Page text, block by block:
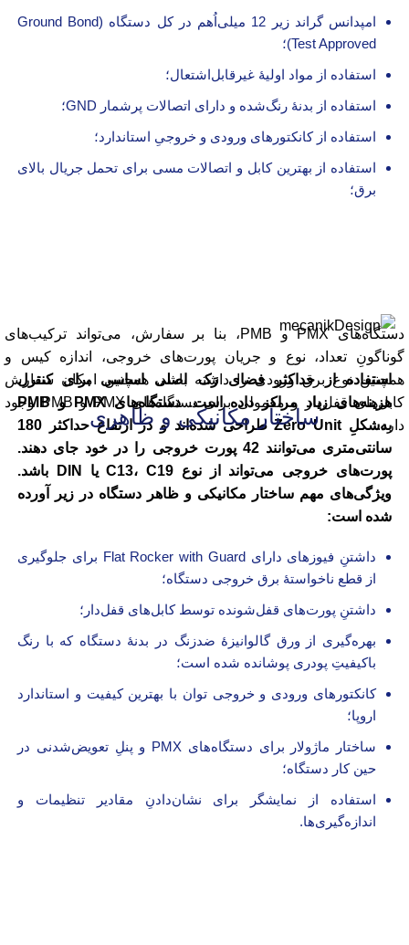
امپدانس گراند زیر 12 میلی‌اُهم در کل دستگاه (Ground Bond
Test Approved)؛
استفاده از مواد اولیۀ غیر‌قابل‌اشتعال؛
استفاده از بدنۀ رنگ‌شده و دارای اتصالات پرشمار GND؛
استفاده از کانکتور‌های ورودی و خروجیِ استاندارد؛
استفاده از بهترین کابل و اتصالات مسی برای تحمل جریال بالای
برق؛
دستگاه‌های PMX و PMB، بنا بر سفارش، می‌تواند ترکیب‌های
گوناگونِ تعداد، نوع و جریان پورت‌های خروجی، اندازه کیس و
همچنین نوع برق ورودی را داشته باشد. همچنین امکان سفارش
کابل‌های قفل‌دار و معمولی برای دستگاه‌های PMX و PMB وجود
دارد.
ساختار مکانیکی و ظاهری
استفاده از حداکثر فضای رَک اصلی اساسی برای کنترل
هزینه‌های زیاد مراکز داده است. دستگاه‌های PMX و PMB
به‌شکلِ Zero Unit طراحی شده‌اند و در ارتفاع حداکثر 180
سانتی‌متری می‌توانند 42 پورت خروجی را در خود جای دهند.
پورت‌های خروجی می‌تواند از نوع C13، C19 یا DIN باشد.
ویژگی‌های مهم ساختار مکانیکی و ظاهر دستگاه در زیر آورده
شده است:
داشتنِ فیوزهای دارای Flat Rocker with Guard برای جلوگیری
از قطع ناخواستۀ برق خروجی دستگاه؛
داشتنِ پورت‌های قفل‌شونده توسط کابل‌های قفل‌دار؛
بهره‌گیری از ورق گالوانیزۀ ضدزنگ در بدنۀ دستگاه که با رنگ
باکیفیتِ پودری پوشانده شده است؛
کانکتورهای ورودی و خروجی توان با بهترین کیفیت و استاندارد
اروپا؛
ساختار ماژولار برای دستگاه‌های PMX و پنلِ تعویض‌شدنی در
حین کار دستگاه؛
استفاده از نمایشگر برای نشان‌دادنِ مقادیر تنظیمات و
اندازه‌گیری‌ها.